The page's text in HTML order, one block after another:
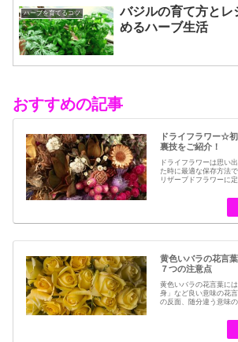
ハーブを育てるコツ
バジルの育て方と
めるハーブ生活
おすすめの記事
ドライフラワー☆
裏技をご紹介！
ドライフラワーは思い
た時に最適な保存方法
リザーブドフラワーに
とつです。結婚式のブ
今では押し花のサービ
フラワーでも保存され
黄色いバラの花言
７つの注意点
黄色いバラの花言葉に
身」など良い意味の花
の反面、随分違う意味
ローズである「ハイブ
黄色のバラというのは
しかし、フランスの園